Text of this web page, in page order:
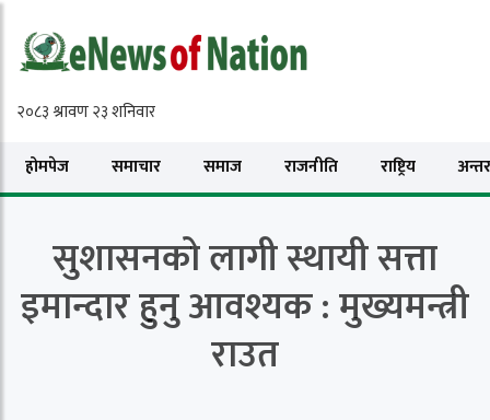
होमपेज समाचार समाज राजनीति राष्ट्रिय
सुशासनको लागी स्थायी सत्ता
इमान्दार हुनु आवश्यक : मुख्यमन्त्री
राउत